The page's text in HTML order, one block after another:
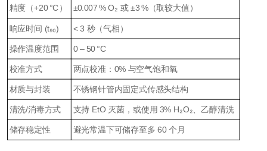
精度（+20 °C） ±0.007 % O₂ 或 ±3 %（取较大值）
响应时间 (t₉₀) < 3 秒（气相）
操作温度范围 0 – 50 °C
校准方式 两点校准：0% 与空气饱和氧
材质与封装 不锈钢针管内固定式传感头结构
清洗/消毒方式 支持 EtO 灭菌，或使用 3% H₂O₂、乙醇清洗
储存稳定性 避光常温下可储存至多 60 个月